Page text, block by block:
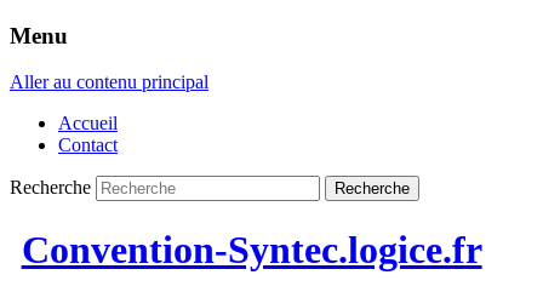
Menu
Aller au contenu principal
Accueil
Contact
Recherche
Convention-Syntec.logice.fr